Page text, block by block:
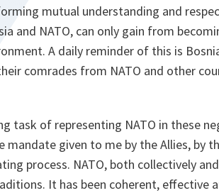
mutual understanding and
and NATO, can only gain from
A daily reminder of this is
comrades from NATO and other
task of representing NATO in these
given to me by the Allies, by
process. NATO, both collectively
It has been coherent, effective